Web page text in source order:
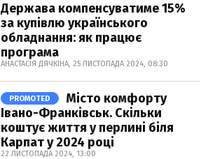
Держава компенсуватиме 15%
за купівлю українського
обладнання: як працює
програма
АНАСТАСІЯ ДЯЧКІНА, 25 ЛИСТОПАДА 2024, 08:30
PROMOTED
Місто комфорту
Івано-Франківськ. Скільки
коштує життя у перлині біля
Карпат у 2024 році
22 ЛИСТОПАДА 2024, 13:00